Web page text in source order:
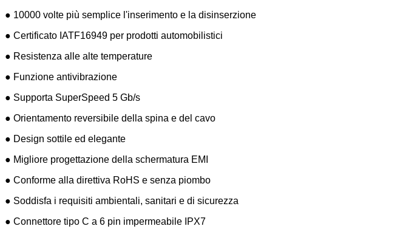
● 10000 volte più semplice l'inserimento e la disinserzione
● Certificato IATF16949 per prodotti automobilistici
● Resistenza alle alte temperature
● Funzione antivibrazione
● Supporta SuperSpeed ​​5 Gb/s
● Orientamento reversibile della spina e del cavo
● Design sottile ed elegante
● Migliore progettazione della schermatura EMI
● Conforme alla direttiva RoHS e senza piombo
● Soddisfa i requisiti ambientali, sanitari e di sicurezza
● Connettore tipo C a 6 pin impermeabile IPX7